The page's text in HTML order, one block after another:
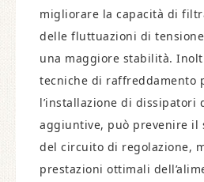
migliorare la capacità di
delle fluttuazioni di
una maggiore stabilità.
tecniche di raffreddamento
l’installazione di dissipatori
aggiuntive, può prevenire il
del circuito di regolazione,
prestazioni ottimali